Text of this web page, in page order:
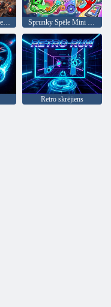
Scrap Swarm: Drone Protocol Sprunky Spēle Mini Fun
Retro skrējiens